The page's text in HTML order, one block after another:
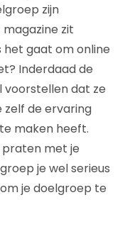
zijn
zit
het gaat om online
Inderdaad de
voorstellen dat ze
zelf de ervaring
maken heeft.
met je
je wel serieus
je doelgroep te